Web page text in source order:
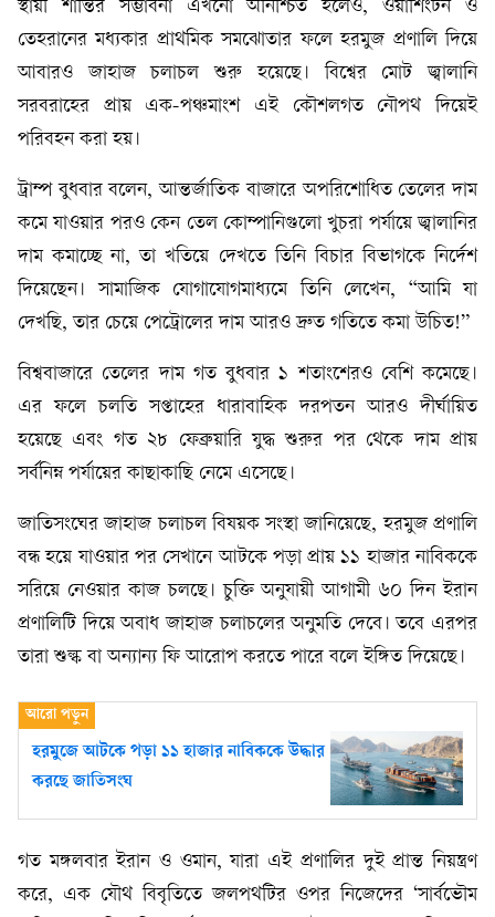
স্থায়ী শান্তির সম্ভাবনা এখনো অনিশ্চিত হলেও, ওয়াশিংটন ও
তেহরানের মধ্যকার প্রাথমিক সমঝোতার ফলে হরমুজ প্রণালি দিয়ে
আবারও জাহাজ চলাচল শুরু হয়েছে। বিশ্বের মোট জ্বালানি
সরবরাহের প্রায় এক-পঞ্চমাংশ এই কৌশলগত নৌপথ দিয়েই
পরিবহন করা হয়।
ট্রাম্প বুধবার বলেন, আন্তর্জাতিক বাজারে অপরিশোধিত তেলের দাম
কমে যাওয়ার পরও কেন তেল কোম্পানিগুলো খুচরা পর্যায়ে জ্বালানির
দাম কমাচ্ছে না, তা খতিয়ে দেখতে তিনি বিচার বিভাগকে নির্দেশ
দিয়েছেন। সামাজিক যোগাযোগমাধ্যমে তিনি লেখেন, “আমি যা
দেখছি, তার চেয়ে পেট্রোলের দাম আরও দ্রুত গতিতে কমা উচিত!”
বিশ্ববাজারে তেলের দাম গত বুধবার ১ শতাংশেরও বেশি কমেছে।
এর ফলে চলতি সপ্তাহের ধারাবাহিক দরপতন আরও দীর্ঘায়িত
হয়েছে এবং গত ২৮ ফেব্রুয়ারি যুদ্ধ শুরুর পর থেকে দাম প্রায়
সর্বনিম্ন পর্যায়ের কাছাকাছি নেমে এসেছে।
জাতিসংঘের জাহাজ চলাচল বিষয়ক সংস্থা জানিয়েছে, হরমুজ প্রণালি
বন্ধ হয়ে যাওয়ার পর সেখানে আটকে পড়া প্রায় ১১ হাজার নাবিককে
সরিয়ে নেওয়ার কাজ চলছে। চুক্তি অনুযায়ী আগামী ৬০ দিন ইরান
প্রণালিটি দিয়ে অবাধ জাহাজ চলাচলের অনুমতি দেবে। তবে এরপর
তারা শুল্ক বা অন্যান্য ফি আরোপ করতে পারে বলে ইঙ্গিত দিয়েছে।
হরমুজে আটকে পড়া ১১ হাজার নাবিককে উদ্ধার
করছে জাতিসংঘ
গত মঙ্গলবার ইরান ও ওমান, যারা এই প্রণালির দুই প্রান্ত নিয়ন্ত্রণ
করে, এক যৌথ বিবৃতিতে জলপথটির ওপর নিজেদের ‘সার্বভৌম